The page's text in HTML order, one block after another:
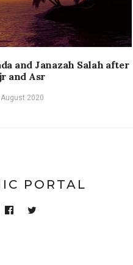
and Janazah Salah after
and Asr
2020
PORTAL